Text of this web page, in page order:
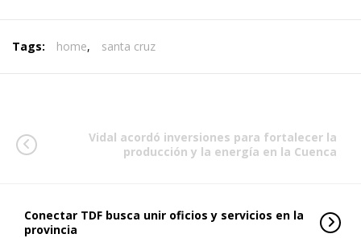
Tags: home, santa cruz
Vidal acordó inversiones para fortalecer la
producción y la energía en la Cuenca
Conectar TDF busca unir oficios y servicios en la
provincia